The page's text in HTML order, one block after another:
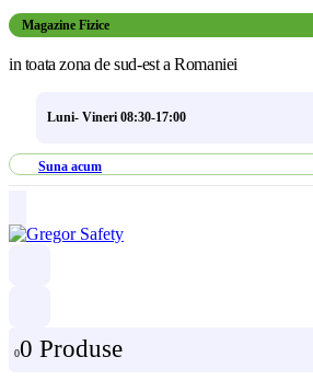
Magazine Fizice
in toata zona de sud-est a Romaniei
Luni- Vineri 08:30-17:00
Suna acum
00 Produse